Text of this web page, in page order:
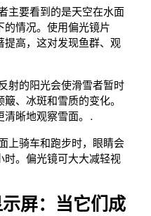
主要看到的是天空在水面
的情况。使用偏光镜片
提高，这对发现鱼群、观
射的阳光会使滑雪者暂时
、冰斑和雪质的变化。
清晰地观察雪面。.
上骑车和跑步时，眼睛会
时。偏光镜可大大减轻视
屏：当它们成